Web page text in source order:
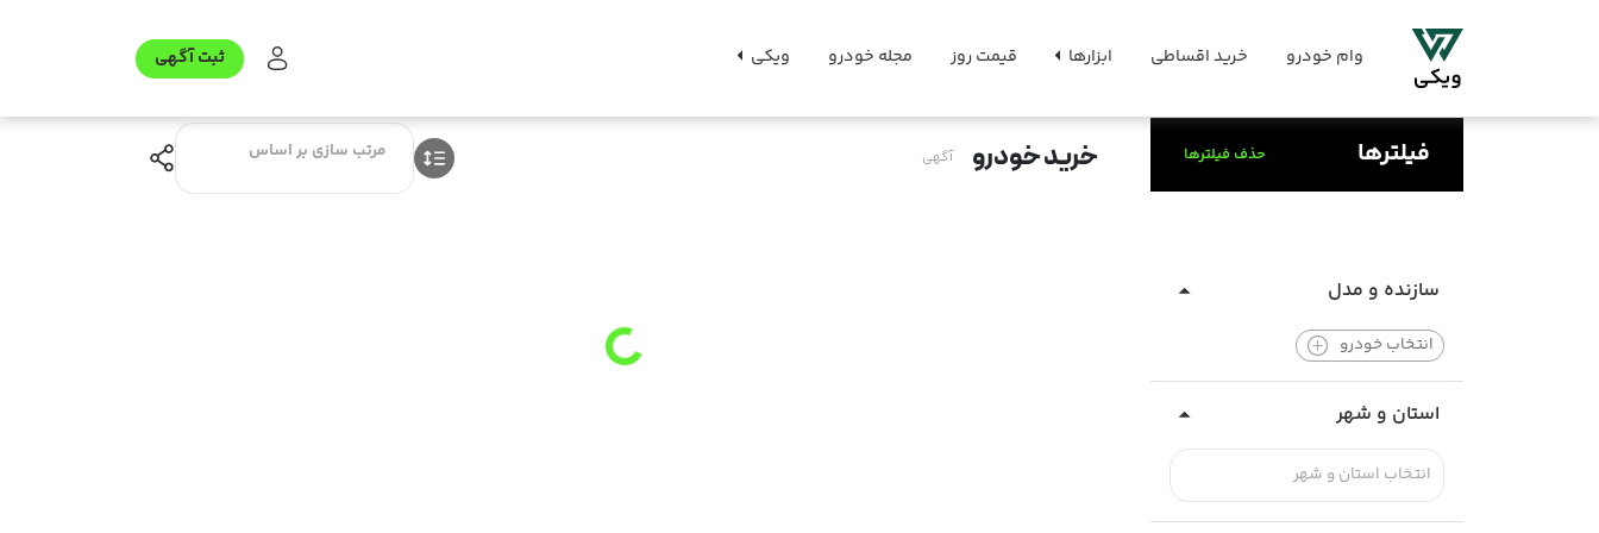
وام خودرو خرید اقساطی ابزارها قیمت روز مجله خودرو ویکی ثبت آگهی
فیلترها حذف فیلترها
سازنده و مدل
انتخاب خودرو
استان و شهر
انتخاب استان و شهر
خرید خودرو آگهی مرتب سازی بر اساس
g
...